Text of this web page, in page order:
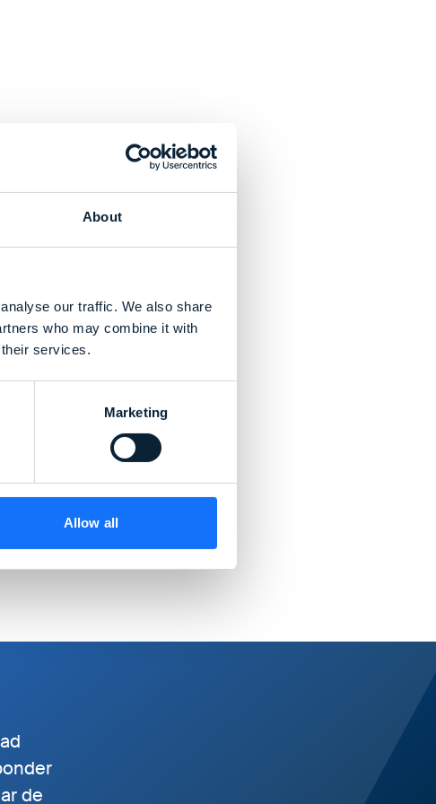
About
our traffic. We also share
who may combine it with
services.
Marketing
Allow all
de